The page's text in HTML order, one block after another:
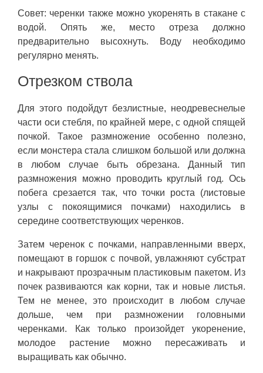
Совет: черенки также можно укоренять в стакане с
водой. Опять же, место отреза должно
предварительно высохнуть. Воду необходимо
регулярно менять.
Отрезком ствола
Для этого подойдут безлистные, неодревеснелые
части оси стебля, по крайней мере, с одной спящей
почкой. Такое размножение особенно полезно,
если монстера стала слишком большой или должна
в любом случае быть обрезана. Данный тип
размножения можно проводить круглый год. Ось
побега срезается так, что точки роста (листовые
узлы с покоящимися почками) находились в
середине соответствующих черенков.
Затем черенок с почками, направленными вверх,
помещают в горшок с почвой, увлажняют субстрат
и накрывают прозрачным пластиковым пакетом. Из
почек развиваются как корни, так и новые листья.
Тем не менее, это происходит в любом случае
дольше, чем при размножении головными
черенками. Как только произойдет укоренение,
молодое растение можно пересаживать и
выращивать как обычно.